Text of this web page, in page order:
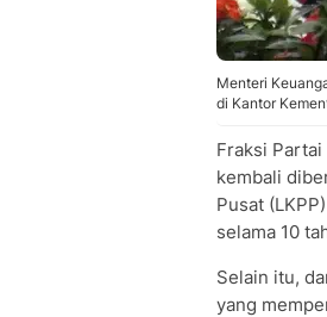
Menteri
di Kantor
Fraksi
kembali
Pusat
selama 10
Selain itu,
yang